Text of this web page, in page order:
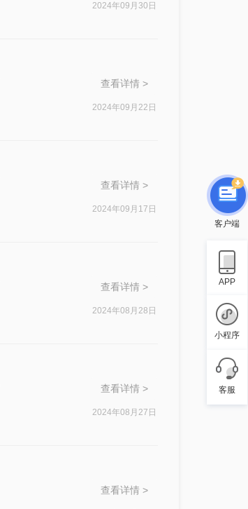
2024年09月30日
查看详情 >
2024年09月22日
查看详情 >
2024年09月17日
查看详情 >
2024年08月28日
查看详情 >
2024年08月27日
查看详情 >
客户端
APP
小程序
客服